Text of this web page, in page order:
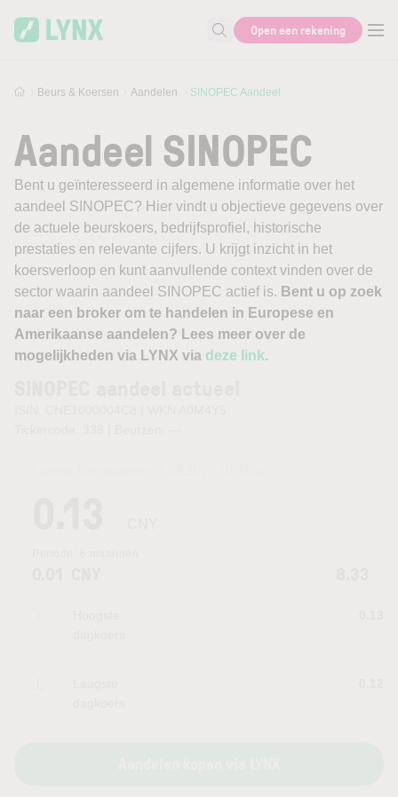
Zoek naar informatie
Open een rekening
Beurs & Koersen Aandelen SINOPEC Aandeel
Aandeel SINOPEC
Bent u geïnteresseerd in algemene informatie over het
aandeel SINOPEC? Hier vindt u objectieve gegevens over
de actuele beurskoers, bedrijfsprofiel, historische
prestaties en relevante cijfers. U krijgt inzicht in het
koersverloop en kunt aanvullende context vinden over de
sector waarin aandeel SINOPEC actief is. Bent u op zoek
naar een broker om te handelen in Europese en
Amerikaanse aandelen? Lees meer over de
mogelijkheden via LYNX via deze link.